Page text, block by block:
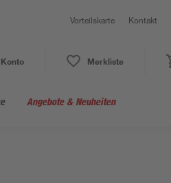
Vorteilskarte Kontakt
Merkliste
Angebote & Neuheiten